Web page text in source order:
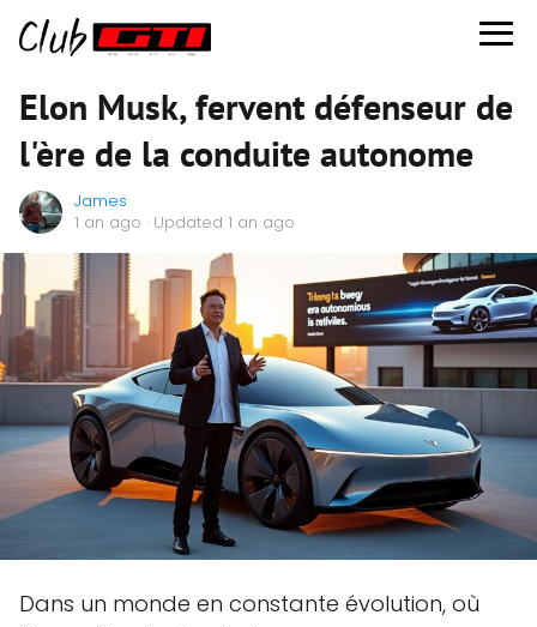
Elon Musk, fervent défenseur de
l'ère de la conduite autonome
James
1 an ago · Updated 1 an ago
Dans un monde en constante évolution, où